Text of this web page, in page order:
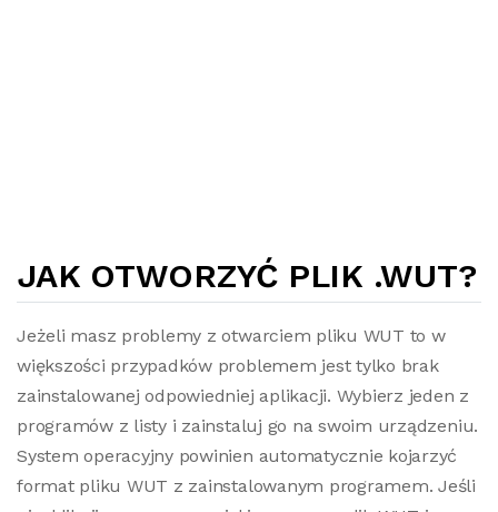
JAK OTWORZYĆ PLIK .WUT?
Jeżeli masz problemy z otwarciem pliku WUT to w
większości przypadków problemem jest tylko brak
zainstalowanej odpowiedniej aplikacji. Wybierz jeden z
programów z listy i zainstaluj go na swoim urządzeniu.
System operacyjny powinien automatycznie kojarzyć
format pliku WUT z zainstalowanym programem. Jeśli